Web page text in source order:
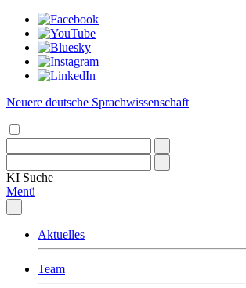
Neuere deutsche Sprachwissenschaft
KI Suche
Menü
Aktuelles
Team